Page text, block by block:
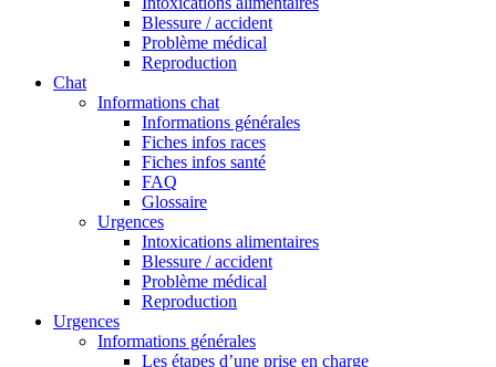
Blessure / accident
Problème médical
Reproduction
Chat
Informations chat
Informations générales
Fiches infos races
Fiches infos santé
FAQ
Glossaire
Urgences
Intoxications alimentaires
Blessure / accident
Problème médical
Reproduction
Urgences
Informations générales
Les étapes d’une prise en charge